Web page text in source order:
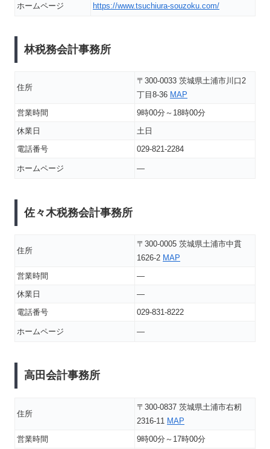
ホームページ https://www.tsuchiura-souzoku.com/
林税務会計事務所
住所
〒300-0033 茨城県土浦市川口2
丁目8-36 MAP
営業時間
9時00分～18時00分
休業日
土日
電話番号
029-821-2284
ホームページ ―
佐々木税務会計事務所
住所
〒300-0005 茨城県土浦市中貫
1626-2 MAP
営業時間
―
休業日
―
電話番号
029-831-8222
ホームページ ―
高田会計事務所
住所
〒300-0837 茨城県土浦市右籾
2316-11 MAP
営業時間
9時00分～17時00分